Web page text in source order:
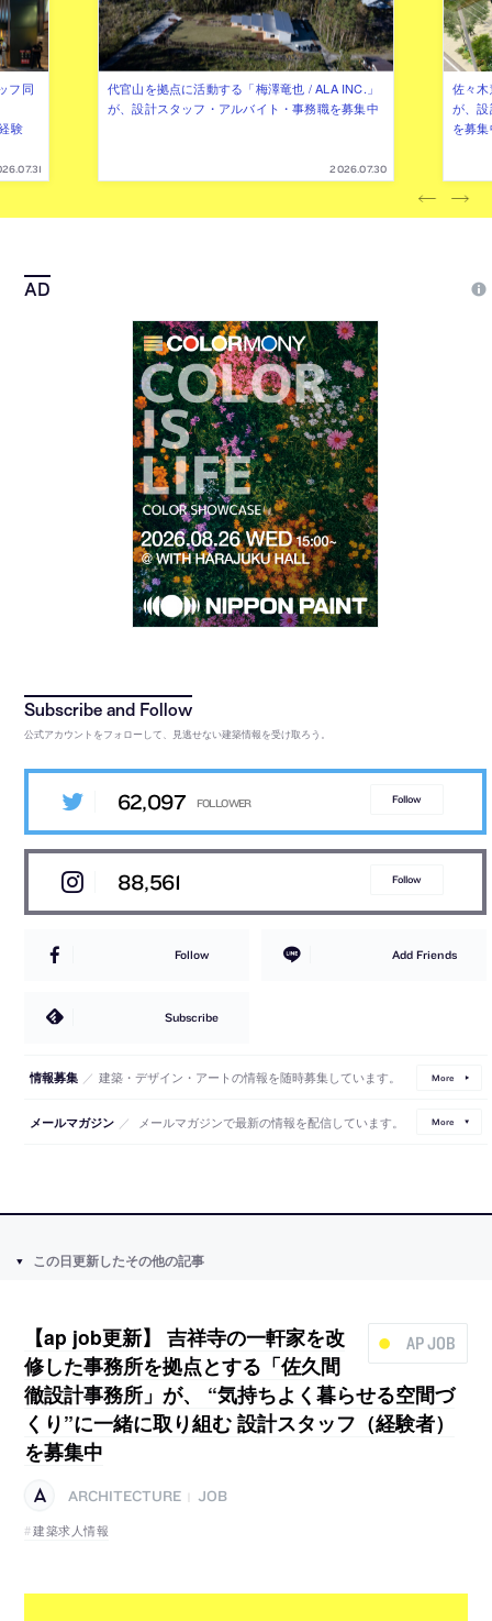
フ同
験
代官山を拠点に活動する「梅澤竜也 / ALA INC.」
が、設計スタッフ・アルバイト・事務職を募集中
2026.07.30
佐々
が、
を募
公式アカウントをフォローして、見逃せない建築情報を受け取ろう。
62,097 Follow
88,561 Follow
Follow Add Friends
Subscribe
情報募集 ／ 建築・デザイン・アートの情報を随時募集しています。 More
メールマガジン ／ メールマガジンで最新の情報を配信しています。 More
この日更新したその他の記事
AP JOB
【ap job更新】 吉祥寺の一軒家を改
修した事務所を拠点とする「佐久間
徹設計事務所」が、 “気持ちよく暮らせる空間づ
くり”に一緒に取り組む 設計スタッフ（経験者）
を募集中
ARCHITECTURE
JOB
建築求人情報